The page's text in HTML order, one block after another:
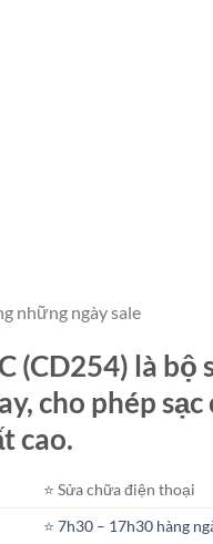
những ngày sale
(CD254) là
cho phép sạc
cao.
⭐️ Sửa chữa điện thoại
⭐️7h30 – 17h30 hàng